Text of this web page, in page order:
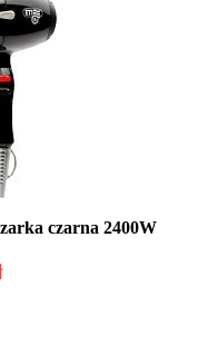
czarna 2400W